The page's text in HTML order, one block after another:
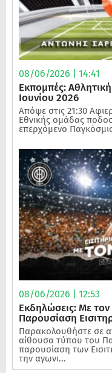
08/06/2026 | 14:41
Εκπομπές:
Ιουνίου 2026
Απόψε στις 21:30
Εθνικής ομάδας
επερχόμενο
08/06/2026 | 12:53
Εκδηλώσεις: Με
Παρουσίαση
Παρακολουθήστε σε
αίθουσα τύπου του
παρουσίαση των
την αγωνι...